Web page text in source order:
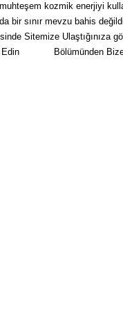
kozmik enerjiyi
bir sınır mevzu bahis
Sitemize Ulaştığınıza
Edin
Bölümünden